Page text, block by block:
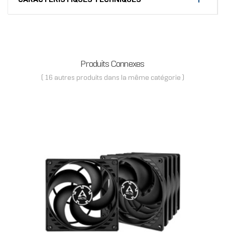
Produits Connexes
( 16 autres produits dans la même catégorie )